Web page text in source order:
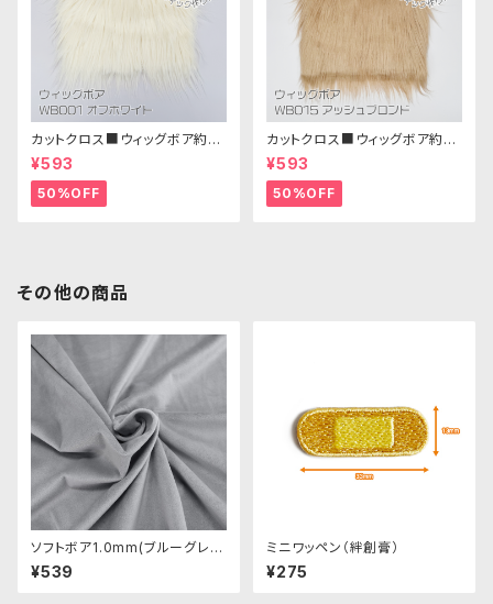
カットクロス■ウィッグボア約8c
m(オフホワイト)WB001 ボア生
地 25cm × 45cm
¥593
50%OFF
カットクロス■ウィッグボア約8c
m(アッシュブロンド)WB015 ボ
ア生地 25cm × 45cm
¥593
50%OFF
その他の商品
ソフトボア1.0mm(ブルーグレ
ー)SSB052 ぬいぐるみ用短毛
ボア生地 20cm
¥539
ミニワッペン（絆創膏）
¥275